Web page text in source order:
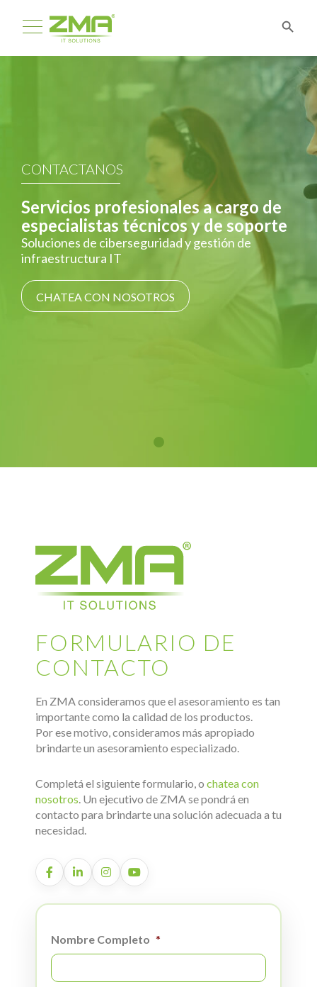
CONTACTANOS
Servicios profesionales a cargo de
especialistas técnicos y de soporte
Soluciones de ciberseguridad y gestión de
infraestructura IT
CHATEA CON NOSOTROS
FORMULARIO DE
CONTACTO
En ZMA consideramos que el asesoramiento es tan
importante como la calidad de los productos.
Por ese motivo, consideramos más apropiado
brindarte un asesoramiento especializado.
Completá el siguiente formulario, o chatea con
nosotros. Un ejecutivo de ZMA se pondrá en
contacto para brindarte una solución adecuada a tu
necesidad.
Nombre Completo *